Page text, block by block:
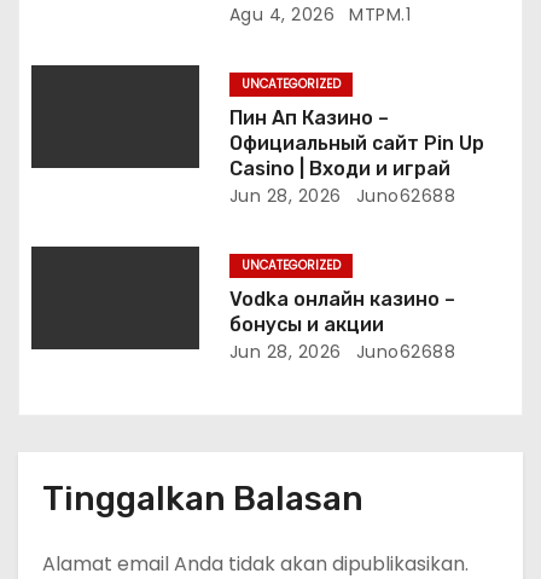
Agu 4, 2026 MTPM.1
UNCATEGORIZED
Пин Ап Казино –
Официальный сайт Pin Up
Casino | Входи и играй
Jun 28, 2026 Juno62688
UNCATEGORIZED
Vodka онлайн казино –
бонусы и акции
Jun 28, 2026 Juno62688
Tinggalkan Balasan
Alamat email Anda tidak akan dipublikasikan.